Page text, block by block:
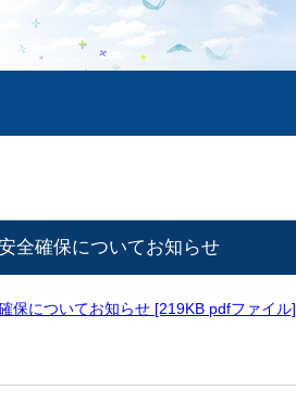
全確保についてお知らせ
保についてお知らせ [219KB pdfファイル]